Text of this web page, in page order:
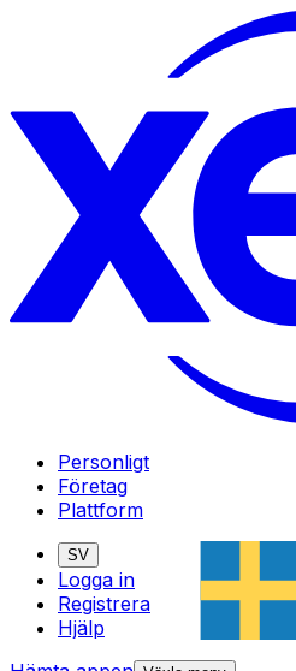
Personligt
Företag
Plattform
SV
Logga in
Registrera
Hjälp